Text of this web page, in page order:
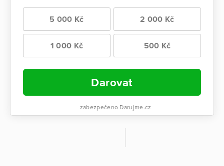
5 000 Kč 2 000 Kč
1 000 Kč 500 Kč
Darovat
zabezpečeno Darujme.cz